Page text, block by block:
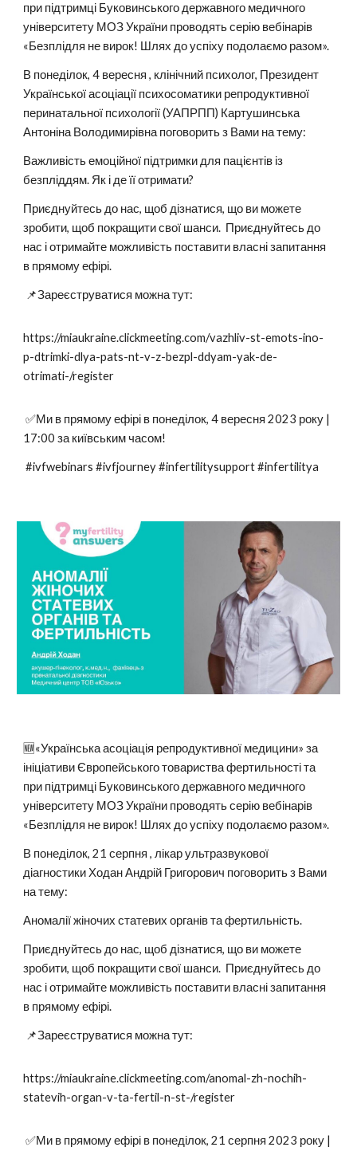
при підтримці Буковинського державного медичного
університету МОЗ України проводять серію вебінарів
«Безплідля не вирок! Шлях до успіху подолаємо разом».
В понеділок, 4 вересня , клінічний психолог, Президент
Української асоціації психосоматики репродуктивної
перинатальної психології (УАПРПП) Картушинська
Антоніна Володимирівна поговорить з Вами на тему:
Важливість емоційної підтримки для пацієнтів із
безпліддям. Як і де її отримати?
Приєднуйтесь до нас, щоб дізнатися, що ви можете
зробити, щоб покращити свої шанси. Приєднуйтесь до
нас і отримайте можливість поставити власні запитання
в прямому ефірі.
📌Зареєструватися можна тут:
https://miaukraine.clickmeeting.com/vazhliv-st-emots-ino-
p-dtrimki-dlya-pats-nt-v-z-bezpl-ddyam-yak-de-
otrimati-/register
✅Ми в прямому ефірі в понеділок, 4 вересня 2023 року |
17:00 за київським часом!
#ivfwebinars #ivfjourney #infertilitysupport #infertilitya
🆕«Українська асоціація репродуктивної медицини» за
ініціативи Європейського товариства фертильності та
при підтримці Буковинського державного медичного
університету МОЗ України проводять серію вебінарів
«Безплідля не вирок! Шлях до успіху подолаємо разом».
В понеділок, 21 серпня , лікар ультразвукової
діагностики Ходан Андрій Григорович поговорить з Вами
на тему:
Аномалії жіночих статевих органів та фертильність.
Приєднуйтесь до нас, щоб дізнатися, що ви можете
зробити, щоб покращити свої шанси. Приєднуйтесь до
нас і отримайте можливість поставити власні запитання
в прямому ефірі.
📌Зареєструватися можна тут:
https://miaukraine.clickmeeting.com/anomal-zh-nochih-
statevih-organ-v-ta-fertil-n-st-/register
✅Ми в прямому ефірі в понеділок, 21 серпня 2023 року |